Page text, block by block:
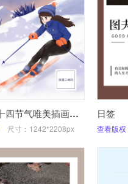
小雪二十四节气唯美插画滑雪少女
尺寸：1242*2208px
日签
查看版权